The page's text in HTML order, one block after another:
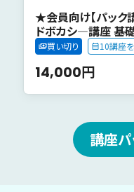
★会員向け【パック
ドボカシ―講座 基
買い切り 10講座を
14,000円
講座